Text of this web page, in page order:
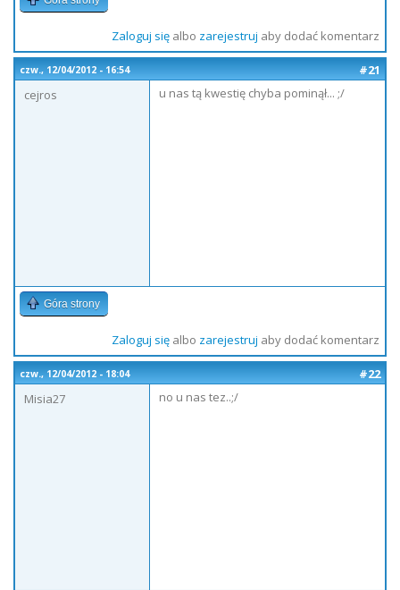
Zaloguj sięalbo zarejestruj aby dodać komentarz
czw., 12/04/2012 - 16:54
#21
cejros
u nas tą kwestię chyba pominął... ;/
Góra strony
Zaloguj sięalbo zarejestruj aby dodać komentarz
czw., 12/04/2012 - 18:04
#22
Misia27
no u nas tez..;/